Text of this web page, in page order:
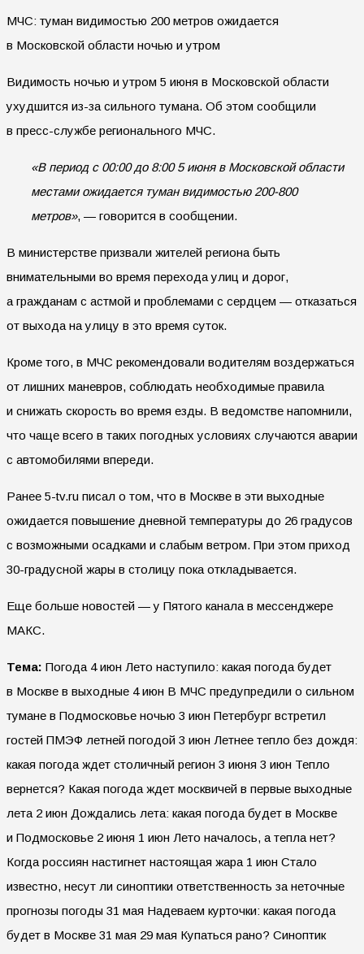
МЧС: туман видимостью 200 метров ожидается
в Московской области ночью и утром
Видимость ночью и утром 5 июня в Московской области
ухудшится из-за сильного тумана. Об этом сообщили
в пресс-службе регионального МЧС.
«В период с 00:00 до 8:00 5 июня в Московской области
местами ожидается туман видимостью 200-800
метров», — говорится в сообщении.
В министерстве призвали жителей региона быть
внимательными во время перехода улиц и дорог,
а гражданам с астмой и проблемами с сердцем — отказаться
от выхода на улицу в это время суток.
Кроме того, в МЧС рекомендовали водителям воздержаться
от лишних маневров, соблюдать необходимые правила
и снижать скорость во время езды. В ведомстве напомнили,
что чаще всего в таких погодных условиях случаются аварии
с автомобилями впереди.
Ранее 5-tv.ru писал о том, что в Москве в эти выходные
ожидается повышение дневной температуры до 26 градусов
с возможными осадками и слабым ветром. При этом приход
30-градусной жары в столицу пока откладывается.
Еще больше новостей — у Пятого канала в мессенджере
МАКС.
Тема: Погода 4 июн Лето наступило: какая погода будет
в Москве в выходные 4 июн В МЧС предупредили о сильном
тумане в Подмосковье ночью 3 июн Петербург встретил
гостей ПМЭФ летней погодой 3 июн Летнее тепло без дождя:
какая погода ждет столичный регион 3 июня 3 июн Тепло
вернется? Какая погода ждет москвичей в первые выходные
лета 2 июн Дождались лета: какая погода будет в Москве
и Подмосковье 2 июня 1 июн Лето началось, а тепла нет?
Когда россиян настигнет настоящая жара 1 июн Стало
известно, несут ли синоптики ответственность за неточные
прогнозы погоды 31 мая Надеваем курточки: какая погода
будет в Москве 31 мая 29 мая Купаться рано? Синоптик